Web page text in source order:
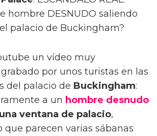
hombre DESNUDO saliendo
palacio de Buckingham?
un vídeo muy
por unos turistas en las
del palacio de Buckingham:
a un hombre desnudo
ventana de palacio,
que parecen varias sábanas